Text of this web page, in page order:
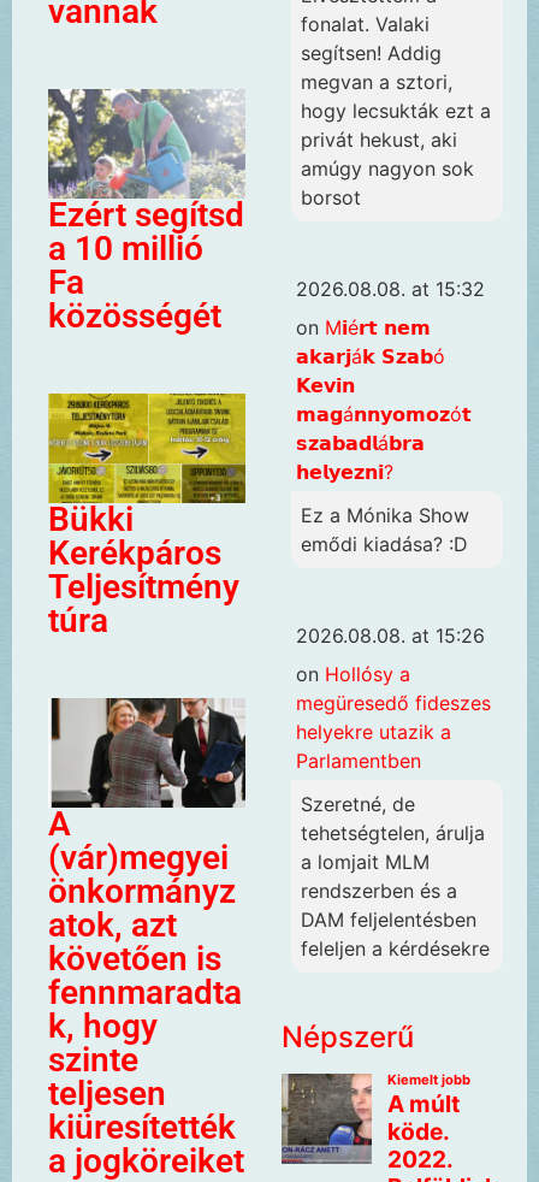
vannak
Ezért segítsd
a 10 millió
Fa
közösségét
Bükki
Kerékpáros
Teljesítmény
túra
A
(vár)megyei
önkormányz
atok, azt
követően is
fennmaradta
k, hogy
szinte
teljesen
kiüresítették
a jogköreiket
fonalat. Valaki
segítsen! Addig
megvan a sztori,
hogy lecsukták ezt a
privát hekust, aki
amúgy nagyon sok
borsot
2026.08.08. at 15:32
on M𝗶é𝗿𝘁 𝗻𝗲𝗺
𝗮𝗸𝗮𝗿𝗷á𝗸 𝗦𝘇𝗮𝗯ó
𝗞𝗲𝘃𝗶𝗻
𝗺𝗮𝗴á𝗻𝗻𝘆𝗼𝗺𝗼𝘇ó𝘁
𝘀𝘇𝗮𝗯𝗮𝗱𝗹á𝗯𝗿𝗮
𝗵𝗲𝗹𝘆𝗲𝘇𝗻𝗶?
Ez a Mónika Show
emődi kiadása? :D
2026.08.08. at 15:26
on Hollósy a
megüresedő fideszes
helyekre utazik a
Parlamentben
Szeretné, de
tehetségtelen, árulja
a lomjait MLM
rendszerben és a
DAM feljelentésben
feleljen a kérdésekre
Népszerű